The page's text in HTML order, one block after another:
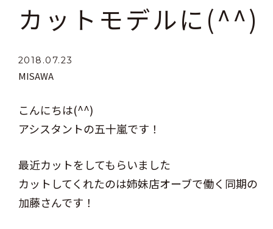
カットモデルに(^^)
2018.07.23
MISAWA
こんにちは(^^)
アシスタントの五十嵐です！
最近カットをしてもらいました
カットしてくれたのは姉妹店オーブで働く同期の
加藤さんです！